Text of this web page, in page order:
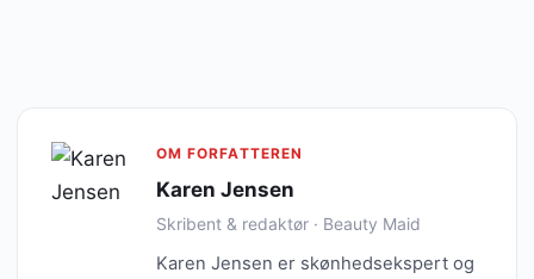
OM FORFATTEREN
Karen Jensen
Skribent & redaktør · Beauty Maid
Karen Jensen er skønhedsekspert og